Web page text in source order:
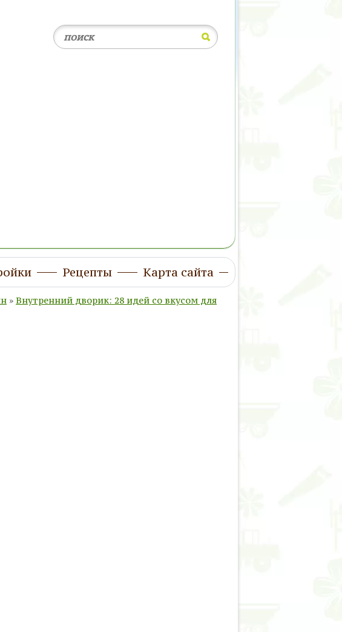
Рецепты Карта сайта
» Внутренний дворик: 28 идей со вкусом для